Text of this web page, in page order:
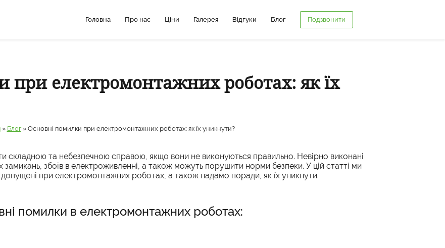
Головна Про нас Ціни Галерея Відгуки Блог Подзвонити
при електромонтажних роботах: як їх
» Блог» Основні помилки при електромонтажних роботах: як їх уникнути?
складною та небезпечною справою, якщо вони не виконуються правильно. Невірно виконані
збоїв в електроживленні, а також можуть порушити норми безпеки. У цій статті ми
при електромонтажних роботах, а також надамо поради, як їх уникнути.
помилки в електромонтажних роботах: